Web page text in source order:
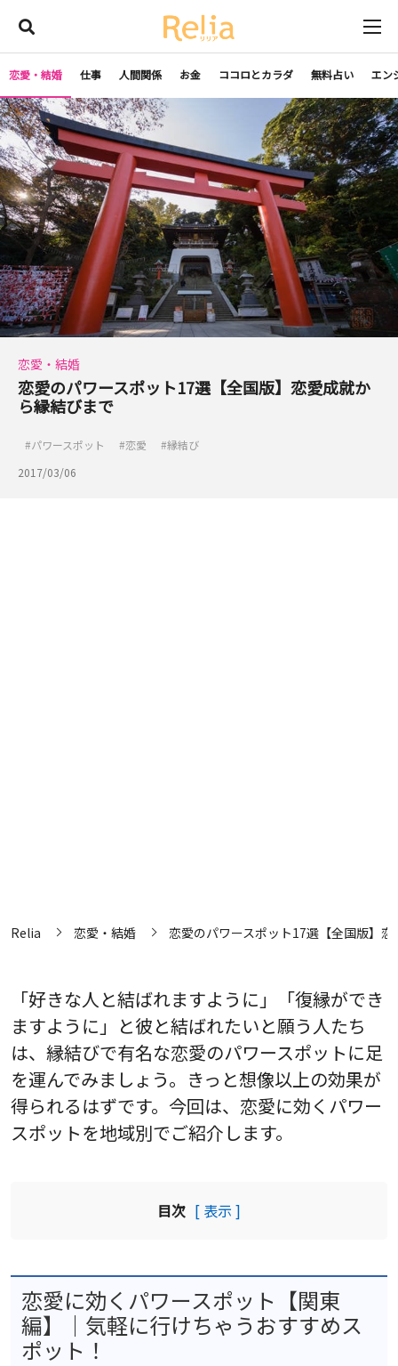
恋愛・結婚 仕事 人間関係 お金 ココロとカラダ 無料占い エン
恋愛・結婚
恋愛のパワースポット17選【全国版】恋愛成就か
ら縁結びまで
パワースポット 恋愛
縁結び
2017/03/06
Relia 恋愛・結婚 恋愛のパワースポット17選【全国版】
「好きな人と結ばれますように」「復縁ができ
ますように」と彼と結ばれたいと願う人たち
は、縁結びで有名な恋愛のパワースポットに足
を運んでみましょう。きっと想像以上の効果が
得られるはずです。今回は、恋愛に効くパワー
スポットを地域別でご紹介します。
目次 [ 表示 ]
恋愛に効くパワースポット【関東
編】｜気軽に行けちゃうおすすめス
ポット！